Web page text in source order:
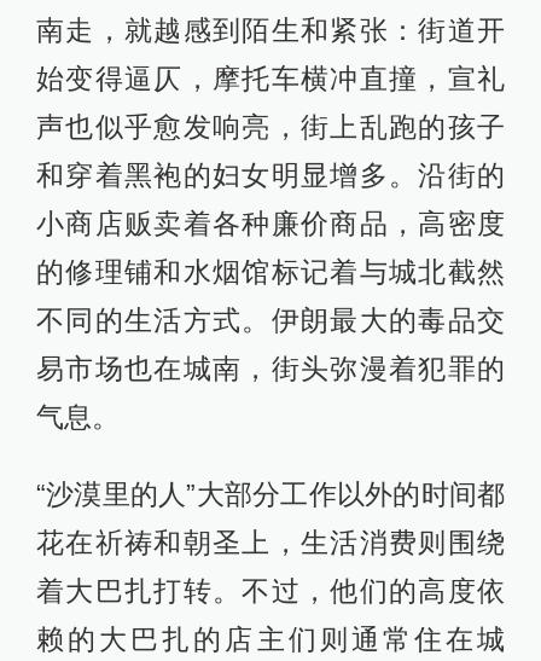
南走，就越感到陌生和紧张：街道开
始变得逼仄，摩托车横冲直撞，宣礼
声也似乎愈发响亮，街上乱跑的孩子
和穿着黑袍的妇女明显增多。沿街的
小商店贩卖着各种廉价商品，高密度
的修理铺和水烟馆标记着与城北截然
不同的生活方式。伊朗最大的毒品交
易市场也在城南，街头弥漫着犯罪的
气息。
“沙漠里的人”大部分工作以外的时间都
花在祈祷和朝圣上，生活消费则围绕
着大巴扎打转。不过，他们的高度依
赖的大巴扎的店主们则通常住在城